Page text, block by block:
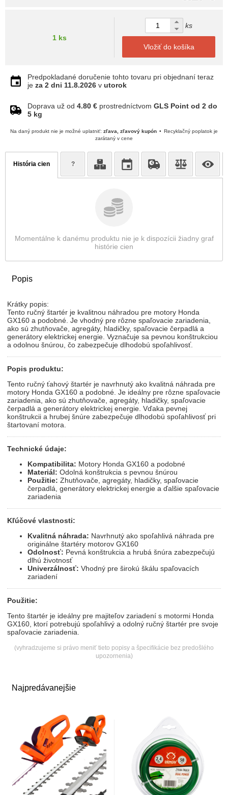
Najpredávanejšie
1 ks
ks
Vložiť do košíka
Predpokladané doručenie tohto tovaru pri objednaní teraz
je za 2 dni 11.8.2026 v utorok
Doprava už od 4.80 € prostredníctvom GLS Point od 2 do
5 kg
Na daný produkt nie je možné uplatniť: zľava, zľavový kupón
Recyklačný poplatok je
zarátaný v cene
História cien ?
Momentálne k danému produktu nie je k dispozícii žiadny graf
histórie cien
Popis
Krátky popis:
Tento ručný štartér je kvalitnou náhradou pre motory Honda
GX160 a podobné. Je vhodný pre rôzne spaľovacie zariadenia,
ako sú zhutňovače, agregáty, hladičky, spaľovacie čerpadlá a
generátory elektrickej energie. Vyznačuje sa pevnou konštrukciou
a odolnou šnúrou, čo zabezpečuje dlhodobú spoľahlivosť.
Popis produktu:
Tento ručný ťahový štartér je navrhnutý ako kvalitná náhrada pre
motory Honda GX160 a podobné. Je ideálny pre rôzne spaľovacie
zariadenia, ako sú zhutňovače, agregáty, hladičky, spaľovacie
čerpadlá a generátory elektrickej energie. Vďaka pevnej
konštrukcii a hrubej šnúre zabezpečuje dlhodobú spoľahlivosť pri
štartovaní motora.
Technické údaje:
Kompatibilita: Motory Honda GX160 a podobné
Materiál: Odolná konštrukcia s pevnou šnúrou
Použitie: Zhutňovače, agregáty, hladičky, spaľovacie
čerpadlá, generátory elektrickej energie a ďalšie spaľovacie
zariadenia
Kľúčové vlastnosti:
Kvalitná náhrada: Navrhnutý ako spoľahlivá náhrada pre
originálne štartéry motorov GX160
Odolnosť: Pevná konštrukcia a hrubá šnúra zabezpečujú
dlhú životnosť
Univerzálnosť: Vhodný pre širokú škálu spaľovacích
zariadení
Použitie:
Tento štartér je ideálny pre majiteľov zariadení s motormi Honda
GX160, ktorí potrebujú spoľahlivý a odolný ručný štartér pre svoje
spaľovacie zariadenia.
(vyhradzujeme si právo meniť tieto popisy a špecifikácie bez predošlého
upozornenia)